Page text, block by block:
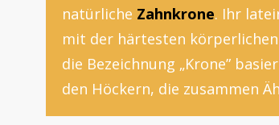
natürliche Zahnkrone. Ihr
mit der härtesten
die Bezeichnung „Krone”
den Höckern, die zusammen